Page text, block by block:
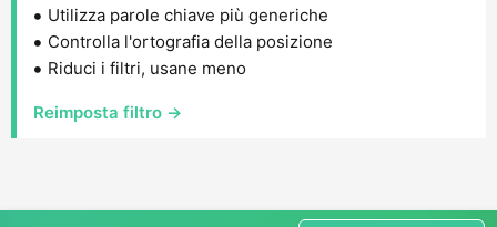
Utilizza parole chiave più generiche
Controlla l'ortografia della posizione
Riduci i filtri, usane meno
Reimposta filtro →